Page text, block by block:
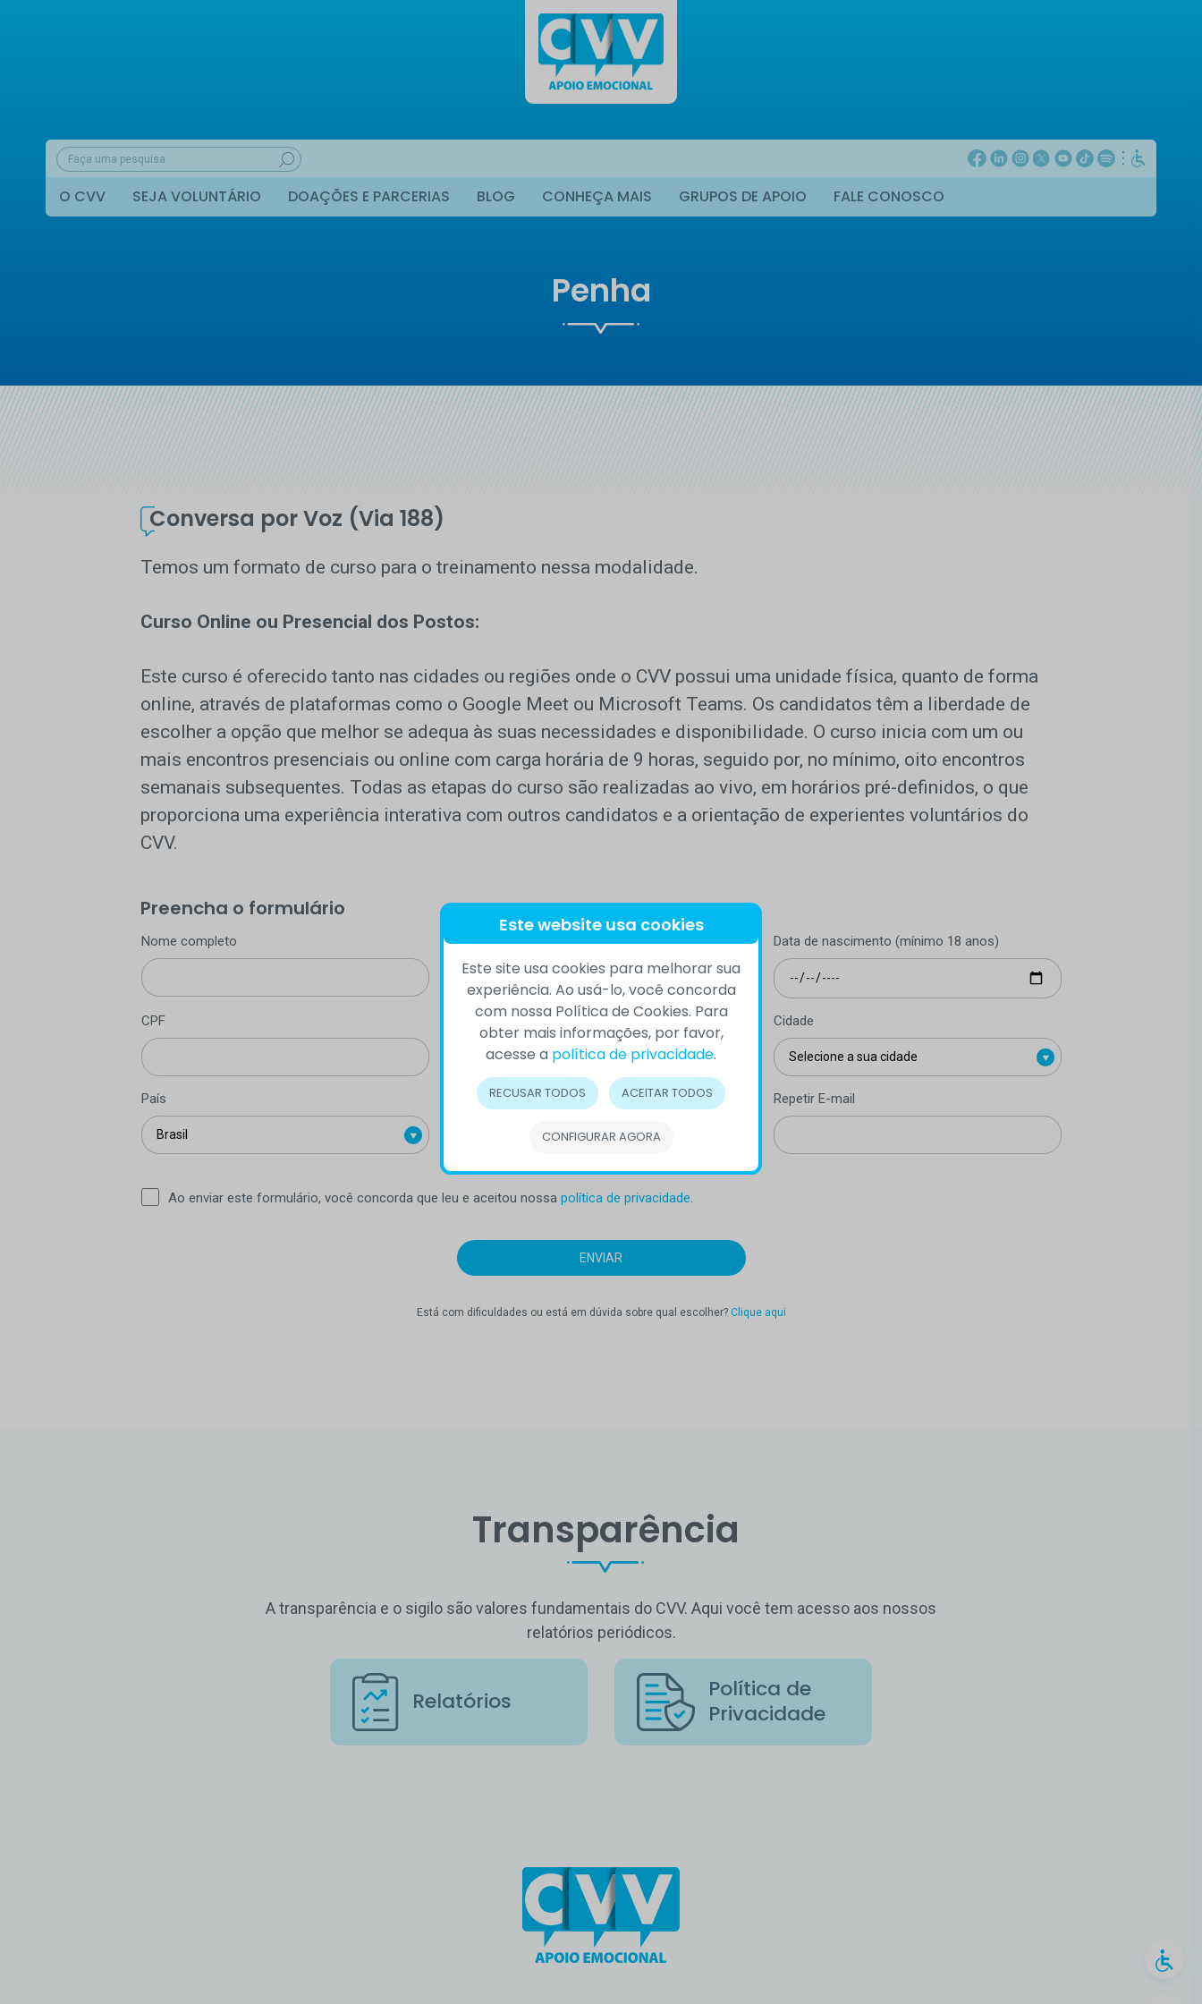
O CVV SEJA VOLUNTÁRIO DOAÇÕES E PARCERIAS BLOG CONHEÇA MAIS GRUPOS DE APOIO FALE CONOSCO
Penha
Conversa por Voz (Via 188)
Temos um formato de curso para o treinamento nessa modalidade.
Curso Online ou Presencial dos Postos:
Este curso é oferecido tanto nas cidades ou regiões onde o CVV possui uma unidade física, quanto de forma
online, através de plataformas como o Google Meet ou Microsoft Teams. Os candidatos têm a liberdade de
escolher a opção que melhor se adequa às suas necessidades e disponibilidade. O curso inicia com um ou
mais encontros presenciais ou online com carga horária de 9 horas, seguido por, no mínimo, oito encontros
semanais subsequentes. Todas as etapas do curso são realizadas ao vivo, em horários pré-definidos, o que
proporciona uma experiência interativa com outros candidatos e a orientação de experientes voluntários do
CVV.
Preencha o formulário
Nome completo Telefone (com DDD) Data de nascimento (mínimo 18 anos)
CPF Estado Cidade
País E-mail Repetir E-mail
Ao enviar este formulário, você concorda que leu e aceitou nossa política de privacidade.
Está com dificuldades ou está em dúvida sobre qual escolher? Clique aqui
Transparência
A transparência e o sigilo são valores fundamentais do CVV. Aqui você tem acesso aos nossos
relatórios periódicos.
Relatórios
Política de
Privacidade
Este website usa cookies
Este site usa cookies para melhorar sua
experiência. Ao usá-lo, você concorda
com nossa Política de Cookies. Para
obter mais informações, por favor,
acesse a política de privacidade.
RECUSAR TODOS ACEITAR TODOS
CONFIGURAR AGORA